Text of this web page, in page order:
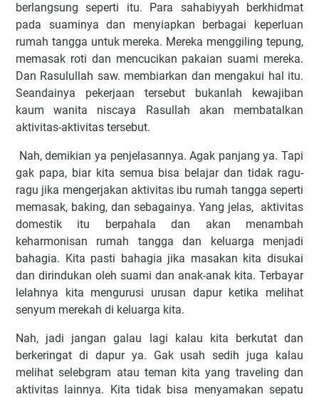
berlangsung seperti itu. Para sahabiyyah berkhidmat
pada suaminya dan menyiapkan berbagai keperluan
rumah tangga untuk mereka. Mereka menggiling tepung,
memasak roti dan mencucikan pakaian suami mereka.
Dan Rasulullah saw. membiarkan dan mengakui hal itu.
Seandainya pekerjaan tersebut bukanlah kewajiban
kaum wanita niscaya Rasullah akan membatalkan
aktivitas-aktivitas tersebut.
Nah, demikian ya penjelasannya. Agak panjang ya. Tapi
gak papa, biar kita semua bisa belajar dan tidak ragu-
ragu jika mengerjakan aktivitas ibu rumah tangga seperti
memasak, baking, dan sebagainya. Yang jelas, aktivitas
domestik itu berpahala dan akan menambah
keharmonisan rumah tangga dan keluarga menjadi
bahagia. Kita pasti bahagia jika masakan kita disukai
dan dirindukan oleh suami dan anak-anak kita. Terbayar
lelahnya kita mengurusi urusan dapur ketika melihat
senyum merekah di keluarga kita.
Nah, jadi jangan galau lagi kalau kita berkutat dan
berkeringat di dapur ya. Gak usah sedih juga kalau
melihat selebgram atau teman kita yang traveling dan
aktivitas lainnya. Kita tidak bisa menyamakan sepatu